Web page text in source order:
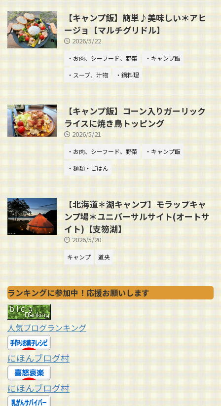
【キャンプ飯】簡単♪美味しい＊アヒ
ージョ【マルチグリドル】
2026/5/22
・お肉、シーフード、野菜
・キャンプ飯
・スープ、汁物
・鍋料理
【キャンプ飯】コーン入りガーリック
ライスに焼き鳥トッピング
2026/5/21
・お肉、シーフード、野菜
・キャンプ飯
・麺類・ごはん
【北海道＊湖キャンプ】モラップキャ
ンプ場＊ユニバーサルサイト(オートサ
イト)【支笏湖】
2026/5/20
キャンプ 道央
ランキングに参加中！応援お願いします
人気ブログランキング
にほんブログ村
にほんブログ村